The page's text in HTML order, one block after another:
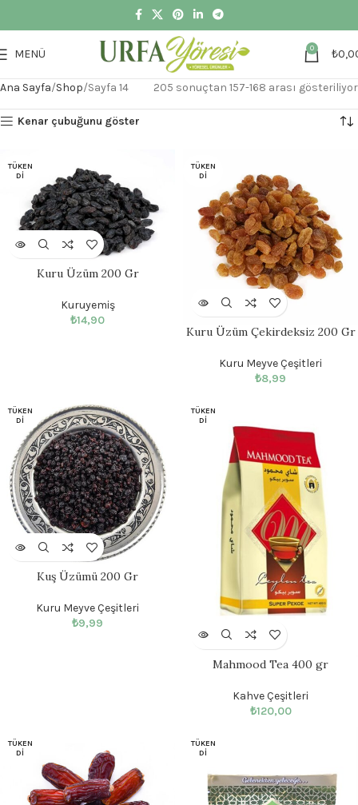
MENÜ 0 ₺
Ana Sayfa Shop Sayfa 14 205 sonuçtan 157-168 arası gösteriliyor
Kenar çubuğunu göster
TÜKEN
DI
Kuru Üzüm 200 Gr
Kuruyemiş
₺14,90
TÜKEN
DI
Kuru Üzüm Çekirdeksiz 200 Gr
Kuru Meyve Çeşitleri
₺8,99
TÜKEN
DI
Kuş Üzümü 200 Gr
Kuru Meyve Çeşitleri
₺9,99
TÜKEN
DI
Mahmood Tea 400 gr
Kahve Çeşitleri
₺120,00
TÜKEN
DI
TÜKEN
DI